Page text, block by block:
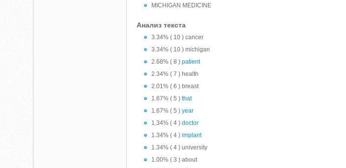
MICHIGAN MEDICINE
Анализ текста
3.34% ( 10 ) cancer
3.34% ( 10 ) michigan
2.68% ( 8 )patient
2.34% ( 7 ) health
2.01% ( 6 ) breast
1.67% ( 5 )that
1.67% ( 5 )year
1.34% ( 4 )doctor
1.34% ( 4 )implant
1.34% ( 4 ) university
1.00% ( 3 ) about